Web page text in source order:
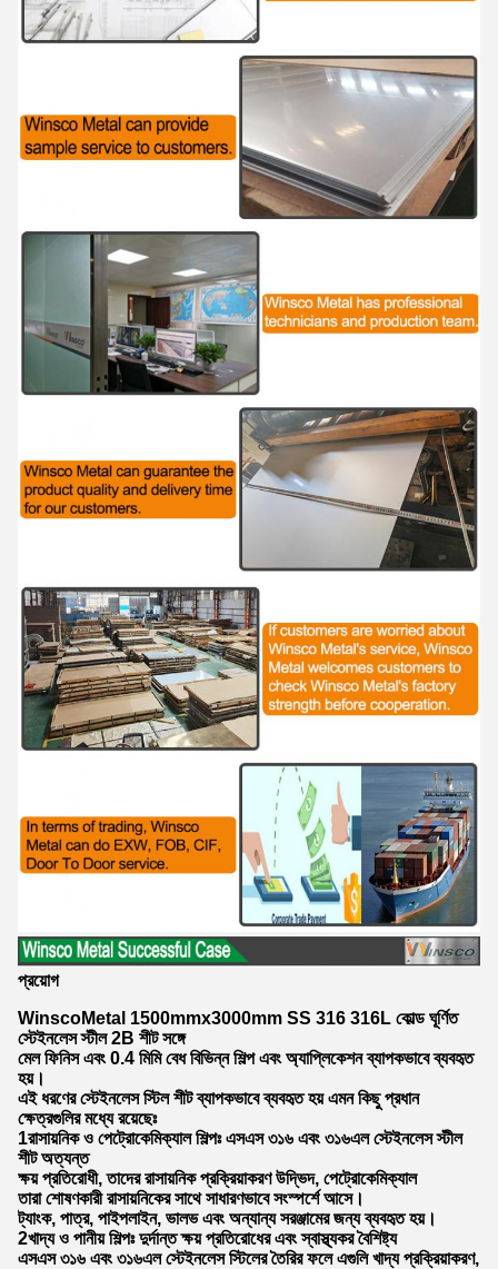
প্রয়োগ
WinscoMetal 1500mmx3000mm SS 316 316L কোল্ড ঘূর্ণিত
স্টেইনলেস স্টীল 2B শীট সঙ্গে
মেল ফিনিস এবং 0.4 মিমি বেধ বিভিন্ন শিল্প এবং অ্যাপ্লিকেশন ব্যাপকভাবে ব্যবহৃত
হয়।
এই ধরণের স্টেইনলেস স্টিল শীট ব্যাপকভাবে ব্যবহৃত হয় এমন কিছু প্রধান
ক্ষেত্রগুলির মধ্যে রয়েছেঃ
1রাসায়নিক ও পেট্রোকেমিক্যাল শিল্পঃ এসএস ৩১৬ এবং ৩১৬এল স্টেইনলেস স্টীল
শীট অত্যন্ত
ক্ষয় প্রতিরোধী, তাদের রাসায়নিক প্রক্রিয়াকরণ উদ্ভিদ, পেট্রোকেমিক্যাল
তারা শোষণকারী রাসায়নিকের সাথে সাধারণভাবে সংস্পর্শে আসে।
ট্যাংক, পাত্র, পাইপলাইন, ভালভ এবং অন্যান্য সরঞ্জামের জন্য ব্যবহৃত হয়।
2খাদ্য ও পানীয় শিল্পঃ দুর্দান্ত ক্ষয় প্রতিরোধের এবং স্বাস্থ্যকর বৈশিষ্ট্য
এসএস ৩১৬ এবং ৩১৬এল স্টেইনলেস স্টিলের তৈরির ফলে এগুলি খাদ্য প্রক্রিয়াকরণ,